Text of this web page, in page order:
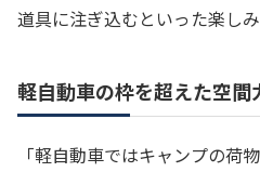
道具に注ぎ込むといった楽しみ
軽自動車の枠を超えた空間
「軽自動車ではキャンプの荷